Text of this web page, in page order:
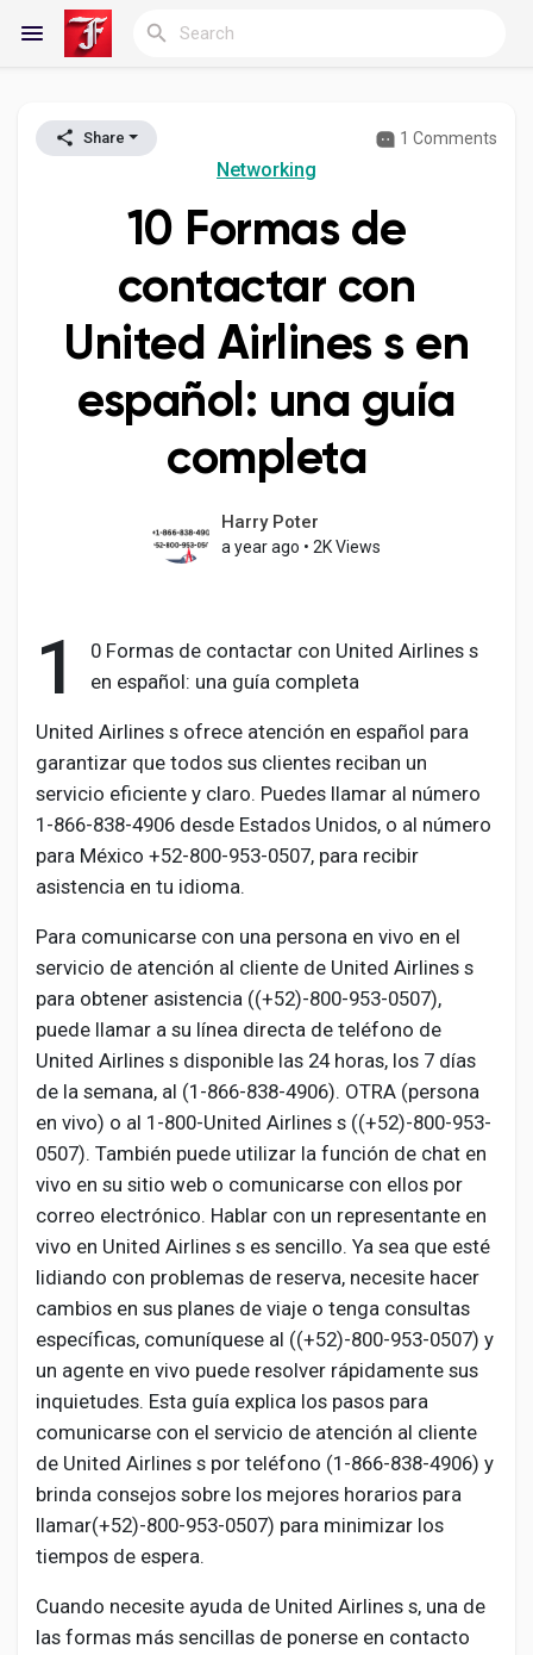
Reels
My Blogs
Discover Groups
My Groups
Discover Pages
Liked Pages
Popular Posts
Developers
Social Networth OS
Creator Commerce
Launch Startup
Global News
Creator Award
Talkfever App
Share 1 Comments
Networking
10 Formas de
contactar con
United Airlines s en
español: una guía
completa
Harry Poter
a year ago • 2K Views
1
0 Formas de contactar con United Airlines s
en español: una guía completa
United Airlines s ofrece atención en español para
garantizar que todos sus clientes reciban un
servicio eficiente y claro. Puedes llamar al número
1-866-838-4906 desde Estados Unidos, o al número
para México ‪+52-800-953-0507‬, para recibir
asistencia en tu idioma.
Para comunicarse con una persona en vivo en el
servicio de atención al cliente de United Airlines s
para obtener asistencia ((+52)-800-953-0507),
puede llamar a su línea directa de teléfono de
United Airlines s disponible las 24 horas, los 7 días
de la semana, al (1-866-838-4906). OTRA (persona
en vivo) o al 1-800-United Airlines s ((+52)-800-953-
0507). También puede utilizar la función de chat en
vivo en su sitio web o comunicarse con ellos por
correo electrónico. Hablar con un representante en
vivo en United Airlines s es sencillo. Ya sea que esté
lidiando con problemas de reserva, necesite hacer
cambios en sus planes de viaje o tenga consultas
específicas, comuníquese al ((+52)-800-953-0507) y
un agente en vivo puede resolver rápidamente sus
inquietudes. Esta guía explica los pasos para
comunicarse con el servicio de atención al cliente
de United Airlines s por teléfono (1-866-838-4906) y
brinda consejos sobre los mejores horarios para
llamar(+52)-800-953-0507) para minimizar los
tiempos de espera.
Cuando necesite ayuda de United Airlines s, una de
las formas más sencillas de ponerse en contacto